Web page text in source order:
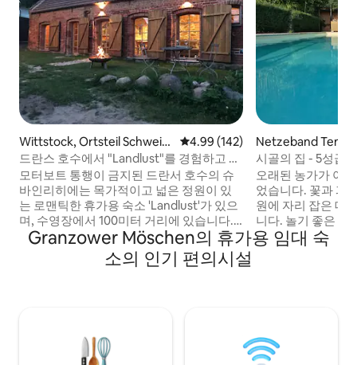
Wittstock, Ortsteil Schweinr
ich의 게스트용 별채
평점 4.99점(5점 만점), 후기 142
4.99 (142)
드란스 호수에서 "Landlust"를 경험하고 즐
기세요
모터보트 통행이 금지된 드란서 호수의 슈
바인리히에는 목가적이고 넓은 정원이 있
는 로맨틱한 휴가용 숙소 'Landlust'가 있으
며, 수영장에서 100미터 거리에 있습니다.
전용 부두가 있는 보트하우스. 카누, 카약,
요트용 소형 보트(요트 기술 필요)를 대여할
수 있습니다. 필요한 경우 본채에 있는
습니다. 이를 위해 목욕 가운과 사우나 수건
을 지참해주세요.
Netzeband
집
시골의 집 - 5성급
오래된 농가가 아
었습니다. 꽃과 과
원에 자리 잡은 대
니다. 놀기 좋은 푹
은 데크 체어, 아이
사우나, 대형 웨버
Granzower Möschen의 휴가용 임대 숙
소의 인기 편의시설